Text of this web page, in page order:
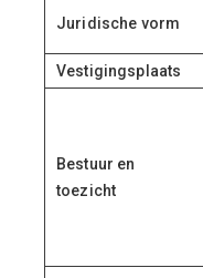
Juridische vorm
Vestigingsplaats
Bestuur en
toezicht